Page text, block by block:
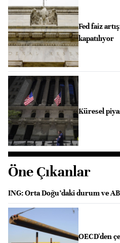
Fed faiz
kapatılıyor
Küresel
Öne Çıkanlar
ING: Orta Doğu’daki durum ve
OECD'den